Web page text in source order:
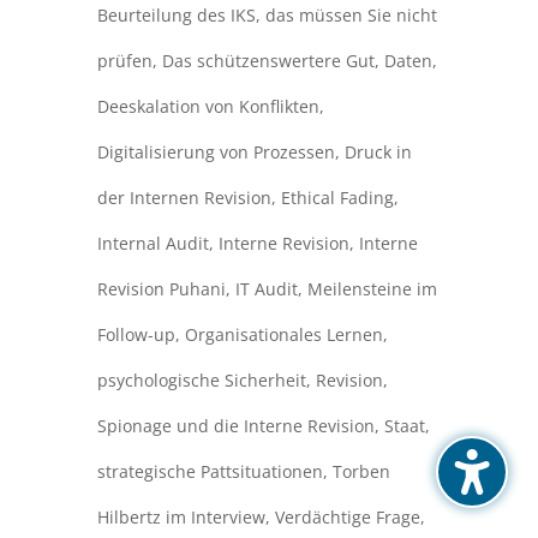
Beurteilung des IKS, das müssen Sie nicht
prüfen, Das schützenswertere Gut, Daten,
Deeskalation von Konflikten,
Digitalisierung von Prozessen, Druck in
der Internen Revision, Ethical Fading,
Internal Audit, Interne Revision, Interne
Revision Puhani, IT Audit, Meilensteine im
Follow-up, Organisationales Lernen,
psychologische Sicherheit, Revision,
Spionage und die Interne Revision, Staat,
strategische Pattsituationen, Torben
Hilbertz im Interview, Verdächtige Frage,